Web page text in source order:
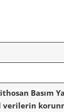
Basım
verilerin